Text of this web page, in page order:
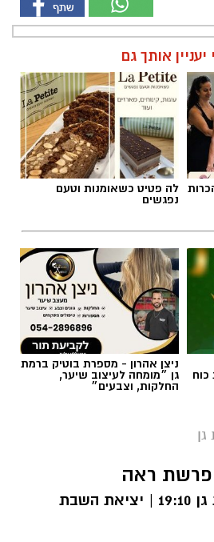
יעניין אותך גם
לה פטיט כשאומנות וטעם
נפגשים
ניצן אהרון - מספרת בוטיק ברמת
גן ״מומחה לעיצוב שיער,
החלקות, וצבעים״
ראה
כניסת השבת ברמת גן 19:10 | יציאת השבת